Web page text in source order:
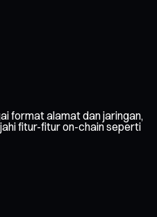
format alamat dan jaringan,
fitur-fitur on-chain seperti